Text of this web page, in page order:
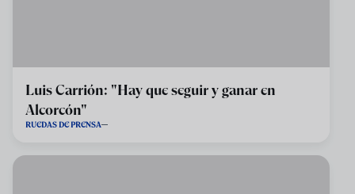
Luis Carrión: "Hay que seguir y ganar en
Alcorcón"
RUEDAS DE PRENSA